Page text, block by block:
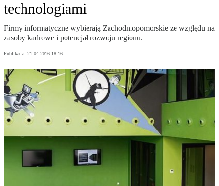
technologiami
Firmy informatyczne wybierają Zachodniopomorskie ze względu na
zasoby kadrowe i potencjał rozwoju regionu.
Publikacja: 21.04.2016 18:16